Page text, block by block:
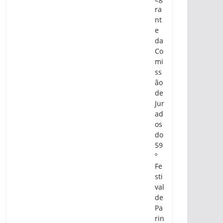
ra
nt
e
da
Co
mi
ss
ão
de
Jur
ad
os
do
59
º
Fe
sti
val
de
Pa
rin